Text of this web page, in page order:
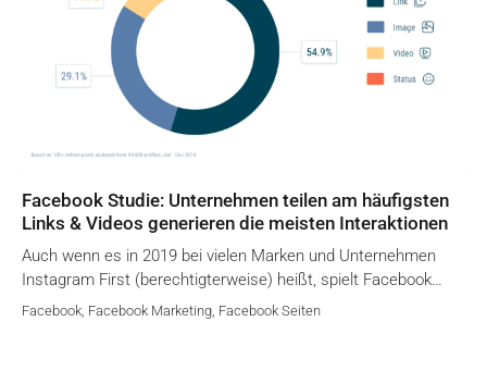
Facebook Studie: Unternehmen teilen am häufigsten
Links & Videos generieren die meisten Interaktionen
Auch wenn es in 2019 bei vielen Marken und Unternehmen
Instagram First (berechtigterweise) heißt, spielt Facebook…
Facebook, Facebook Marketing, Facebook Seiten